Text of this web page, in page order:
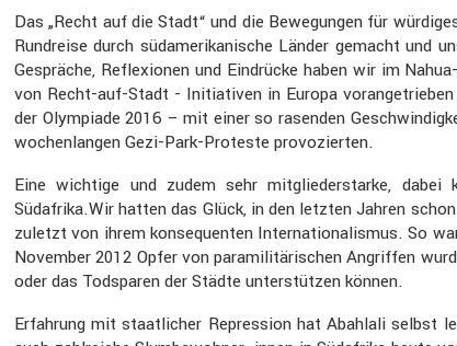
Das „Recht auf die Stadt“ und die Bewegungen für
Rundreise durch südame­ri­ka­ni­sche Länder gemacht und
Gespräche, Refle­xionen und Eindrücke haben wir im
von Recht-auf-Stadt - Initia­tiven in Europa
der Olympiade 2016 – mit einer so rasenden
wochen­langen Gezi-Park-Proteste provo­zierten.
Eine wichtige und zudem sehr mitglie­der­starke, dabei
Südafrika.Wir hatten das Glück, in den letzten Jahren
zuletzt von ihrem konse­quenten Inter­na­tio­na­lismus. So
November 2012 Opfer von parami­li­tä­ri­schen Angriffen
oder das Todsparen der Städte unter­stützen können.
Erfah­rung mit staat­li­cher Repres­sion hat Abahlali selbst